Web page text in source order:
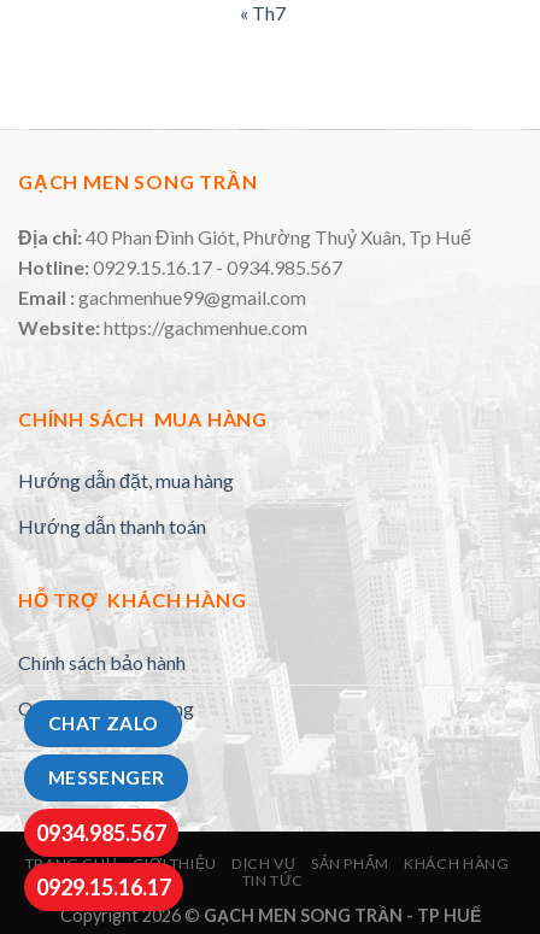
« Th7
GẠCH MEN SONG TRẦN
Địa chỉ:40 Phan Đình Giót, Phường Thuỷ Xuân, Tp Huế
Hotline:0929.15.16.17 - 0934.985.567
Email :gachmenhue99@gmail.com
Website:https://gachmenhue.com
CHÍNH SÁCH MUA HÀNG
Hướng dẫn đặt, mua hàng
Hướng dẫn thanh toán
HỖ TRỢ KHÁCH HÀNG
Chính sách bảo hành
Quy định đổi trả hàng
TRANG CHỦ GIỚI THIỆU DỊCH VỤ SẢN PHẨM
KHÁCH HÀNG
TIN TỨC
Copyright 2026 © GẠCH MEN SONG TRẦN - TP HUẾ
CHAT ZALO
MESSENGER
0929.15.16.17
0934.985.567